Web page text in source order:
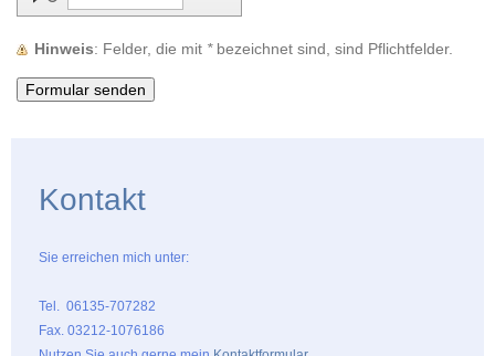
Hinweis : Felder, die mit *bezeichnet sind, sind Pflichtfelder.
Kontakt
Sie erreichen mich unter:
Tel. 06135-707282
Fax. 03212-1076186